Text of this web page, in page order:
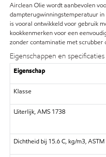
Airclean Olie wordt aanbevolen
dampterugwinningstemperatuur
is vooral ontwikkeld voor gebruik
kookkenmerken voor een
zonder contaminatie met scrubber
Eigenschappen en specificaties
Eigenschap
Klasse
Uiterlijk, AMS 1738
Dichtheid bij 15.6 C, kg/m3,